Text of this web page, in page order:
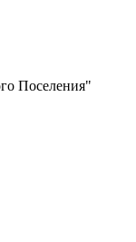
Поселения"